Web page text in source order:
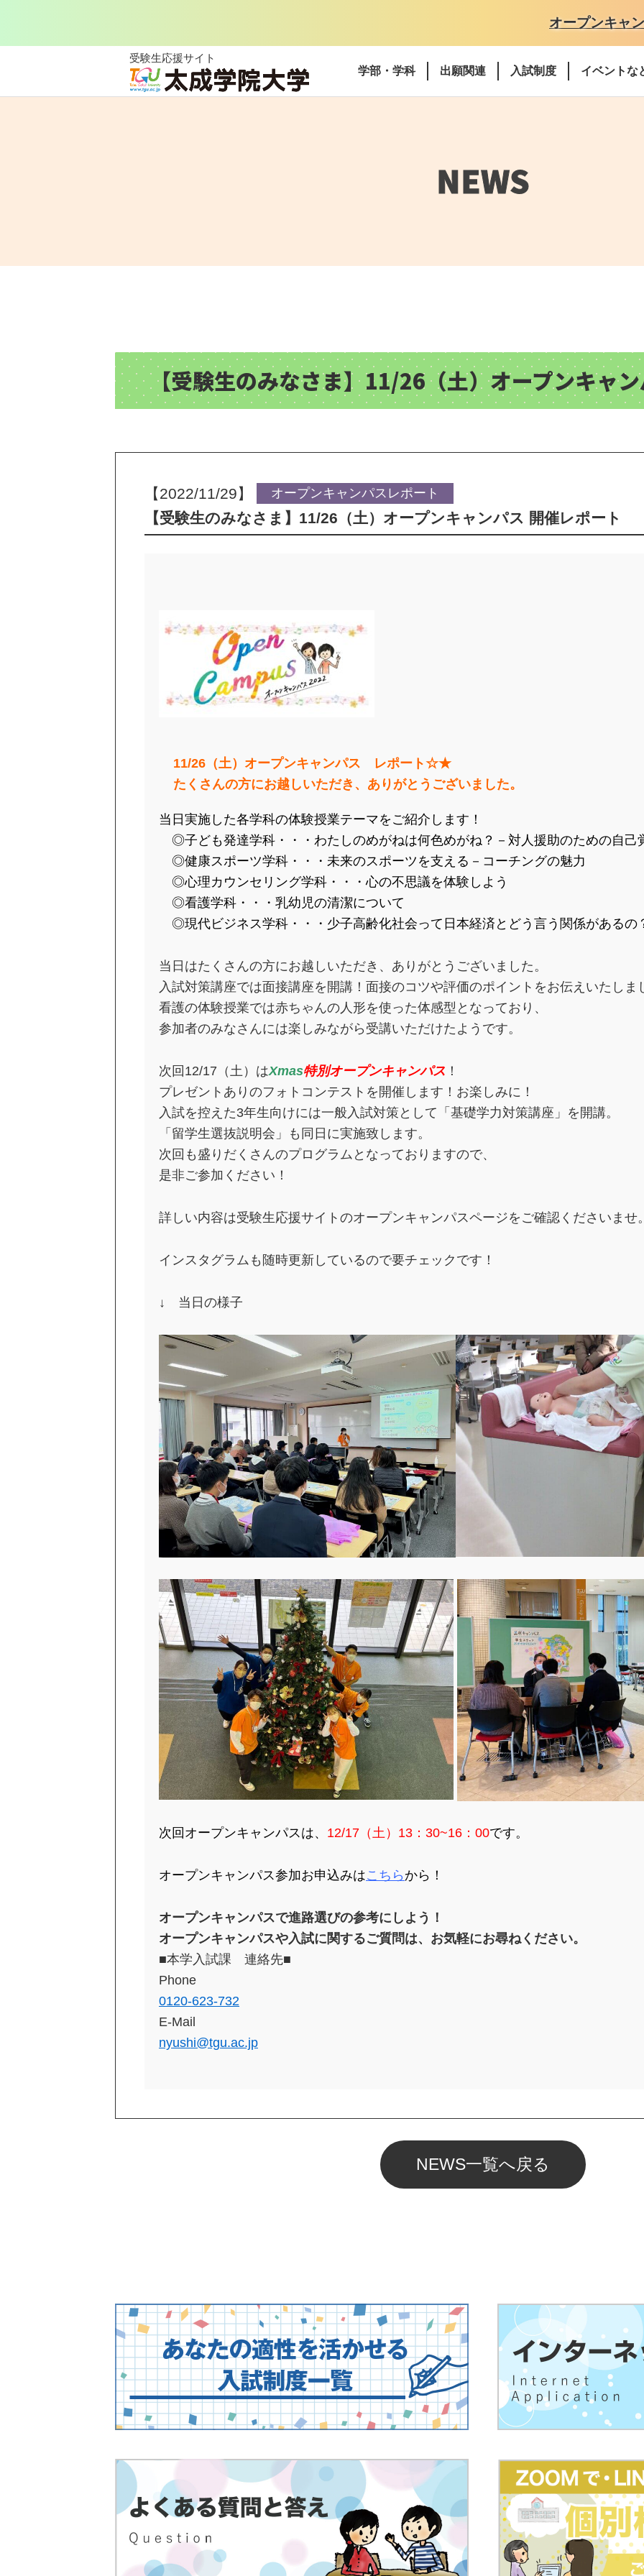
オープンキャ
受験生応援サイト
学部・学科
出願関連 入試制度 イベントな
NEWS
【受験生のみなさま】11/26（土）オープンキャ
【2022/11/29】 オープンキャンパスレポート
【受験生のみなさま】11/26（土）オープンキャンパス 開催レポート
11/26 （土）オープンキャンパス レポート☆★
たくさんの方にお越しいただき、ありがとうございました。
当日実施した各学科の体験授業テーマをご紹介します！
◎子ども発達学科・・・わたしのめがねは何色めがね？－対人援助のための自己
◎健康スポーツ学科・・・未来のスポーツを支える－コーチングの魅力
◎心理カウンセリング学科・・・心の不思議を体験しよう
◎看護学科・・・乳幼児の清潔について
◎現代ビジネス学科・・・少子高齢化社会って日本経済とどう言う関係があるの
当日はたくさんの方にお越しいただき、ありがとうございました。
入試対策講座では面接講座を開講！面接のコツや評価のポイントをお伝えいたしま
看護の体験授業では赤ちゃんの人形を使った体感型となっており、
参加者のみなさんには楽しみながら受講いただけたようです。
次回12/17（土）はXmas特別オープンキャンパス ！
プレゼントありのフォトコンテストを開催します！お楽しみに！
入試を控えた3年生向けには一般入試対策として「基礎学力対策講座」を開講。
「留学生選抜説明会」も同日に実施致します。
次回も盛りだくさんのプログラムとなっておりますので、
是非ご参加ください！
詳しい内容は受験生応援サイトのオープンキャンパスページをご確認くださいませ。
インスタグラムも随時更新しているので要チェックです！
↓ 当日の様子
次回オープンキャンパスは、 12/17（土）13：30~16：00です。
オープンキャンパス参加お申込みはこちらから！
オープンキャンパスで進路選びの参考にしよう！
オープンキャンパスや入試に関するご質問は、お気軽にお尋ねください。
■本学入試課 連絡先■
Phone
0120-623-732
E-Mail
nyushi@tgu.ac.jp
NEWS一覧へ戻る